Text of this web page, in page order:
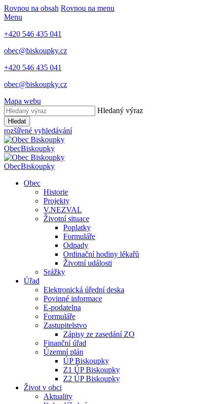
Rovnou na obsah Rovnou na menu
Menu
+420 546 435 041
obec@biskoupky.cz
+420 546 435 041
obec@biskoupky.cz
Mapa webu
Hledaný výraz
Hledat
rozšířené vyhledávání
ObecBiskoupky
ObecBiskoupky
Obec
Historie
Projekty
V.NEZVAL
Životní situace
Poplatky
Formuláře
Odpady
Ordinační hodiny lékařů
Životní události
Srážky
Úřad
Elektronická úřední deska
Povinné informace
E-podatelna
Formuláře
Zastupitelstvo
Zápisy ze zasedání ZO
Finanční úřad
Územní plán
ÚP Biskoupky
Z1 ÚP Biskoupky
Z2 ÚP Biskoupky
Život v obci
Aktuality